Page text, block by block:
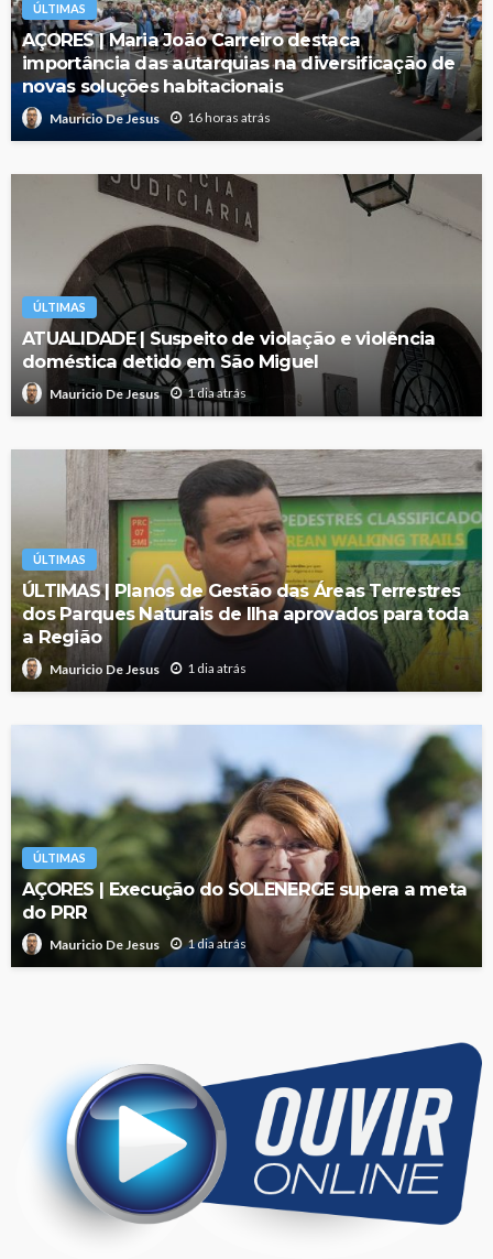
ÚLTIMAS
AÇORES | Maria João Carreiro destaca
importância das autarquias na diversificação de
novas soluções habitacionais
Mauricio De Jesus 16 horas atrás
ÚLTIMAS
ATUALIDADE | Suspeito de violação e violência
doméstica detido em São Miguel
Mauricio De Jesus 1 dia atrás
ÚLTIMAS
ÚLTIMAS | Planos de Gestão das Áreas Terrestres
dos Parques Naturais de Ilha aprovados para toda
a Região
Mauricio De Jesus 1 dia atrás
ÚLTIMAS
AÇORES | Execução do SOLENERGE supera a meta
do PRR
Mauricio De Jesus 1 dia atrás